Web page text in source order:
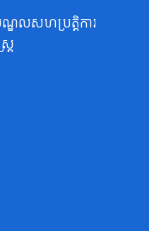
ណ្ឌលសហប្រត្តិការ
រ